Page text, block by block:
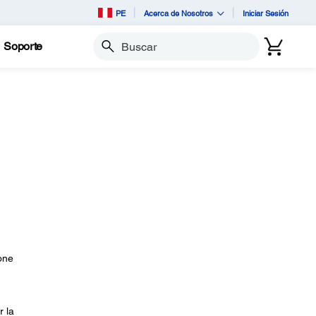
PE Acerca de Nosotros Iniciar Sesión
Soporte Buscar
la